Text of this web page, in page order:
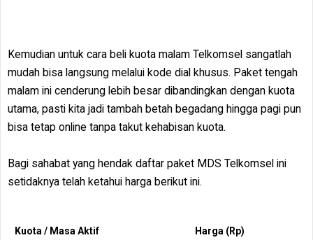
Kemudian untuk cara beli kuota malam Telkomsel sangatlah
mudah bisa langsung melalui kode dial khusus. Paket tengah
malam ini cenderung lebih besar dibandingkan dengan kuota
utama, pasti kita jadi tambah betah begadang hingga pagi pun
bisa tetap online tanpa takut kehabisan kuota.
Bagi sahabat yang hendak daftar paket MDS Telkomsel ini
setidaknya telah ketahui harga berikut ini.
Kuota / Masa Aktif Harga (Rp)